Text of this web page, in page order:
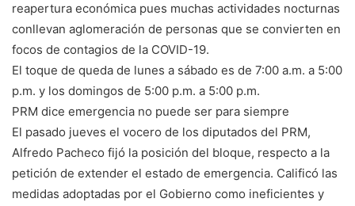
reapertura económica pues muchas actividades nocturnas
conllevan aglomeración de personas que se convierten en
focos de contagios de la COVID-19.
El toque de queda de lunes a sábado es de 7:00 a.m. a 5:00
p.m. y los domingos de 5:00 p.m. a 5:00 p.m.
PRM dice emergencia no puede ser para siempre
El pasado jueves el vocero de los diputados del PRM,
Alfredo Pacheco fijó la posición del bloque, respecto a la
petición de extender el estado de emergencia. Calificó las
medidas adoptadas por el Gobierno como ineficientes y